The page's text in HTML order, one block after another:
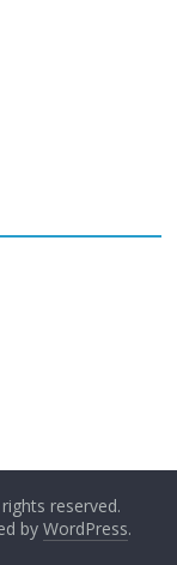
rights reserved.
by WordPress.